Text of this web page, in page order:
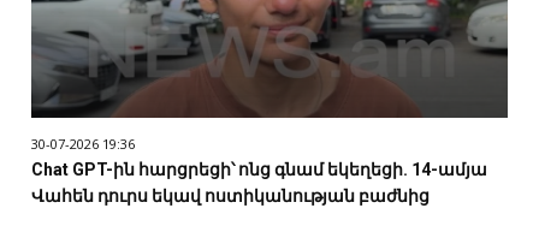
30-07-2026 19:36
Chat GPT-ին հարցրեցի՝ ոնց գնամ եկեղեցի. 14-ամյա
Վահեն դուրս եկավ ոստիկանության բաժնից